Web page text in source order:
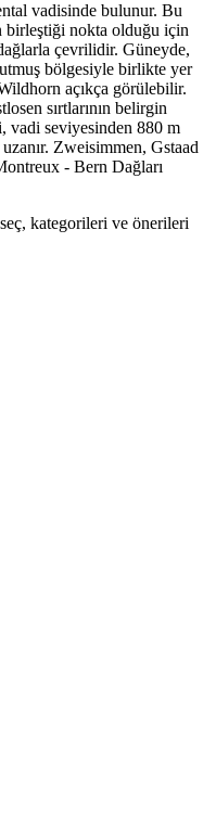
vadisinde bulunur. Bu
birleştiği nokta olduğu için
çevrilidir. Güneyde,
bölgesiyle birlikte yer
açıkça görülebilir.
sırtlarının belirgin
vadi seviyesinden 880 m
Zweisimmen, Gstaad
- Bern Dağları
kategorileri ve önerileri